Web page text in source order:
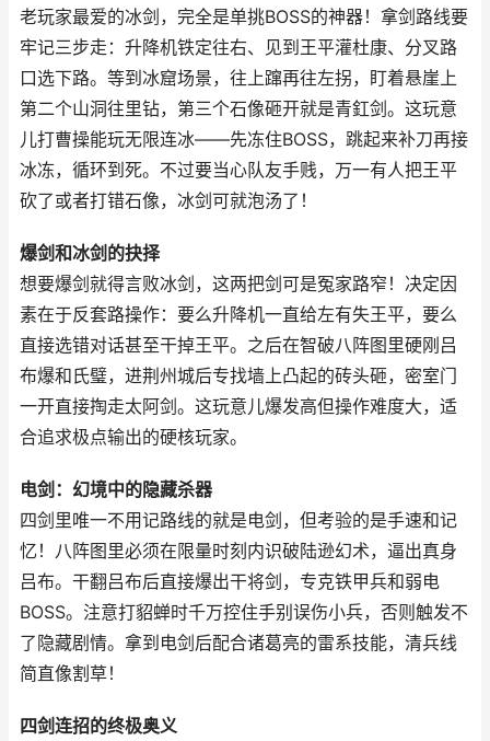
老玩家最爱的冰剑，完全是单挑BOSS的神器！拿剑路线要
牢记三步走：升降机铁定往右、见到王平灌杜康、分叉路
口选下路。等到冰窟场景，往上蹿再往左拐，盯着悬崖上
第二个山洞往里钻，第三个石像砸开就是青釭剑。这玩意
儿打曹操能玩无限连冰——先冻住BOSS，跳起来补刀再接
冰冻，循环到死。不过要当心队友手贱，万一有人把王平
砍了或者打错石像，冰剑可就泡汤了！
爆剑和冰剑的抉择
想要爆剑就得言败冰剑，这两把剑可是冤家路窄！决定因
素在于反套路操作：要么升降机一直给左有失王平，要么
直接选错对话甚至干掉王平。之后在智破八阵图里硬刚吕
布爆和氏璧，进荆州城后专找墙上凸起的砖头砸，密室门
一开直接掏走太阿剑。这玩意儿爆发高但操作难度大，适
合追求极点输出的硬核玩家。
电剑：幻境中的隐藏杀器
四剑里唯一不用记路线的就是电剑，但考验的是手速和记
忆！八阵图里必须在限量时刻内识破陆逊幻术，逼出真身
吕布。干翻吕布后直接爆出干将剑，专克铁甲兵和弱电
BOSS。注意打貂蝉时千万控住手别误伤小兵，否则触发不
了隐藏剧情。拿到电剑后配合诸葛亮的雷系技能，清兵线
简直像割草！
四剑连招的终极奥义